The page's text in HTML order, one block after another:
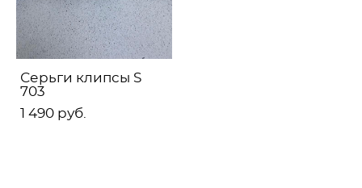
Серьги клипсы S
703
1 490 pуб.